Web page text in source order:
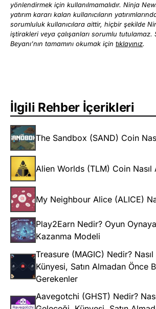
yönlendirmek için kullanılmamalıdır. Ninja
yatırım kararı kalan kullanıcıların
sorumluluk kullanıcılara aittir, hiçbir şekilde
iştirakleri veya çalışanları sorumlu tutulamaz.
Beyanı’nın tamamını okumak için tıklayınız.
İlgili Rehber İçerikleri
The Sandbox (SAND) Coin
Alien Worlds (TLM) Coin Nasıl
My Neighbour Alice (ALICE)
Play2Earn Nedir? Oyun
Kazanma Modeli
Treasure (MAGIC) Nedir? Nasıl
Künyesi, Satın Almadan Önce
Gerekenler
Aavegotchi (GHST) Nedir?